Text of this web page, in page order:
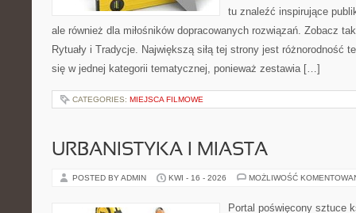
tu znaleźć inspirujące
ale również dla miłośników dopracowanych rozwiązań. Zobacz
Rytuały i Tradycje. Największą siłą tej strony jest różnorodność
się w jednej kategorii tematycznej, ponieważ zestawia […]
CATEGORIES: MIEJSCA FILMOWE
URBANISTYKA I MIASTA
POSTED BY ADMIN KWI - 16 - 2026 MOŻLIWOŚĆ
Portal poświęcony sztuce